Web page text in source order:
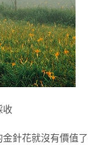
收
針花就沒有價值了